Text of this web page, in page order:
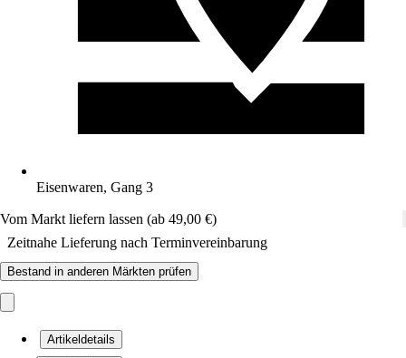
Eisenwaren, Gang 3
Vom Markt liefern lassen (ab 49,00 €)
Zeitnahe Lieferung nach Terminvereinbarung
Bestand in anderen Märkten prüfen
Artikeldetails